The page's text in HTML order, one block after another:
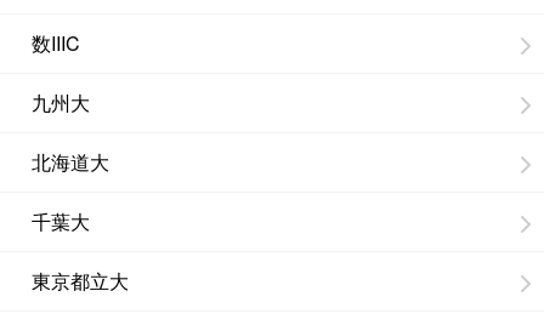
数IIIC
九州大
北海道大
千葉大
東京都立大